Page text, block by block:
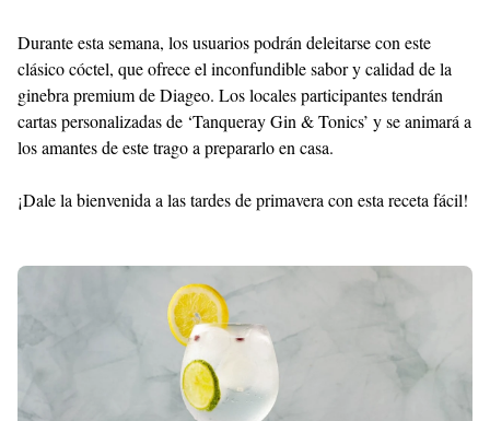
Durante esta semana, los usuarios podrán deleitarse con este
clásico cóctel, que ofrece el inconfundible sabor y calidad de la
ginebra premium de Diageo. Los locales participantes tendrán
cartas personalizadas de ‘Tanqueray Gin & Tonics’ y se animará a
los amantes de este trago a prepararlo en casa.
¡Dale la bienvenida a las tardes de primavera con esta receta fácil!